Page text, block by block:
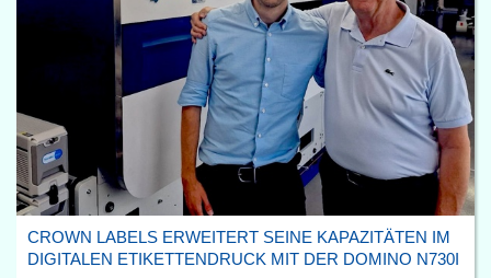
CROWN LABELS ERWEITERT SEINE KAPAZITÄTEN IM
DIGITALEN ETIKETTENDRUCK MIT DER DOMINO N730I